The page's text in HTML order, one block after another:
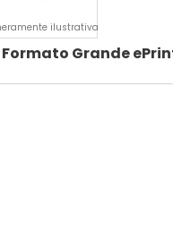
ilustrativa
Formato Grande